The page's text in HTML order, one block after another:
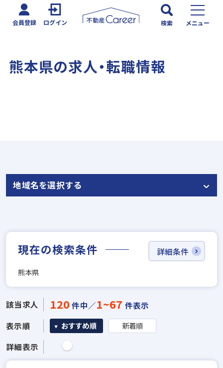
会員登録 ログイン 検索 メニュー
熊本県の求人・転職情報
地域名を選択する
現在の検索条件
熊本県
詳細条件
該当求人 120 件中／1~67 件表示
表示順
おすすめ順 新着順
詳細表示